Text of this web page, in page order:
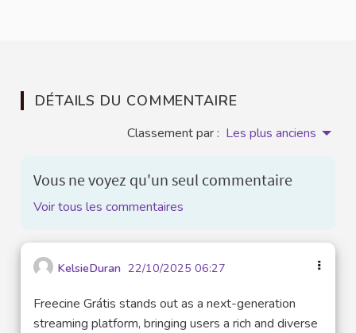
DÉTAILS DU COMMENTAIRE
Classement par : Les plus anciens
Vous ne voyez qu'un seul commentaire
Voir tous les commentaires
KelsieDuran 22/10/2025 06:27
Freecine Grátis stands out as a next-generation
streaming platform, bringing users a rich and diverse